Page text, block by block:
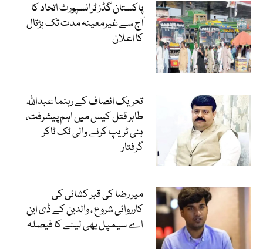
پاکستان گڈز ٹرانسپورٹ اتحاد کا
آج سے غیرمعینہ مدت تک ہڑتال
کا اعلان
تحریک انصاف کے رہنما عبداللہ
طاہر قتل کیس میں اہم پیشرفت،
ہنی ٹریپ کرنے والی ٹک ٹاکر
گرفتار
میر رضا کی قبر کشائی کی
کارروائی شروع ، والدین کے ڈی این
اے سیمپل بھی لینے کا فیصلہ